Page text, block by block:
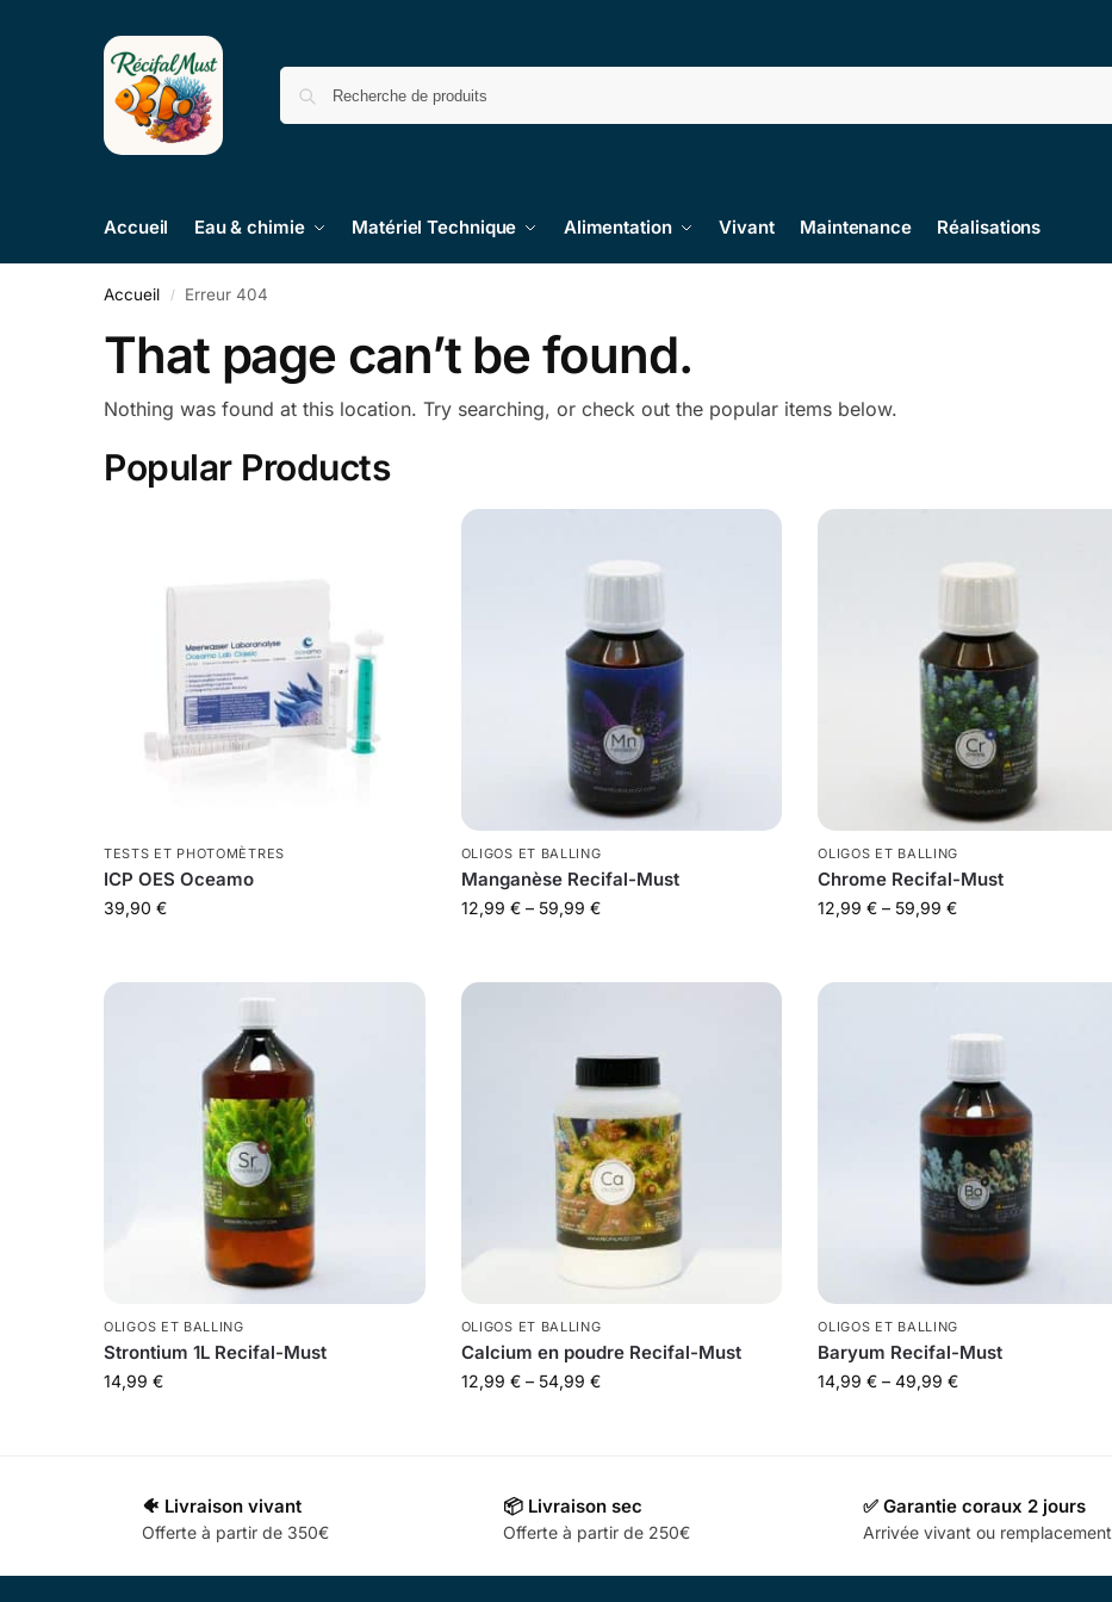
Accueil Eau & chimie Matériel Technique Alimentation Vivant Maintenance Réalisations
Accueil / Erreur 404
That page can’t be found.
Nothing was found at this location. Try searching, or check out the popular items below.
Popular Products
TESTS ET PHOTOMÈTRES
ICP OES Oceamo
39,90 €
OLIGOS ET BALLING
Manganèse Recifal-Must
12,99 € – 59,99 €
OLIGOS ET BALLING
Chrome Recifal-Must
12,99€ – 59,99€
OLIGOS ET BALLING
Strontium 1L Recifal-Must
14,99 €
OLIGOS ET BALLING
Calcium en poudre Recifal-Must
12,99 € – 54,99 €
OLIGOS ET BALLING
Baryum Recifal-Must
14,99€ – 49,99€
🐠 Livraison vivant
Offerte à partir de 350€
📦 Livraison sec
Offerte à partir de 250€
✅ Garantie coraux 2 jours
Arrivée vivant ou remplacement